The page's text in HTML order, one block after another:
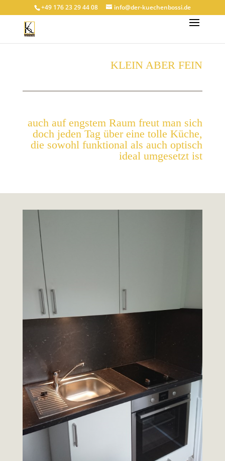
+49 176 23 29 44 08 info@der-kuechenbossi.de
KLEIN ABER FEIN
auch auf engstem Raum freut man sich
doch jeden Tag über eine tolle Küche,
die sowohl funktional als auch optisch
ideal umgesetzt ist